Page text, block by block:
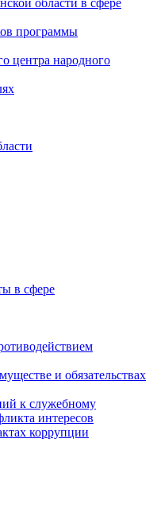
области в сфере
программы
центра народного
в сфере
и обязательствах
к служебному
интересов
коррупции